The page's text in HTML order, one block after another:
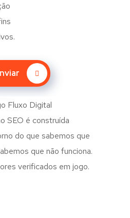
SEO é construída
do que sabemos que
que não funciona.
verificados em jogo.